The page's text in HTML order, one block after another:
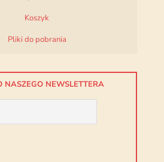
Koszyk
Pliki do pobrania
NASZEGO NEWSLETTERA